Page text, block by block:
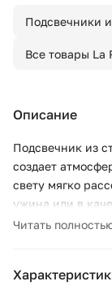
Подсвечники
Все товары La
Описание
Подсвечник из
создает
свету мягко
ужина или в
моделями из
Описание
Читать